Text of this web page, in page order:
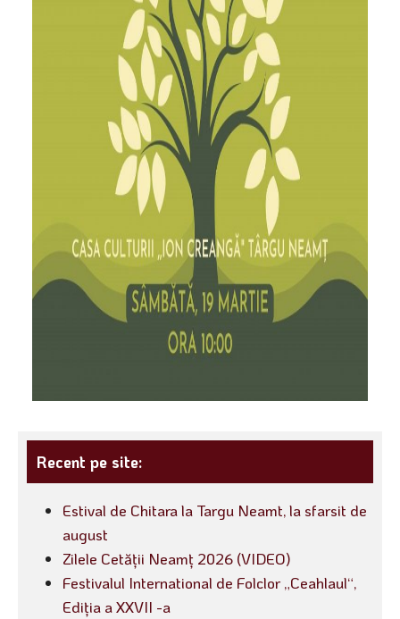
Recent pe site:
Estival de Chitara la Targu Neamt, la sfarsit de
august
Zilele Cetății Neamț 2026 (VIDEO)
Festivalul International de Folclor „Ceahlaul“,
Ediția a XXVII -a